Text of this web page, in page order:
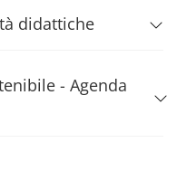
didattiche
- Agenda